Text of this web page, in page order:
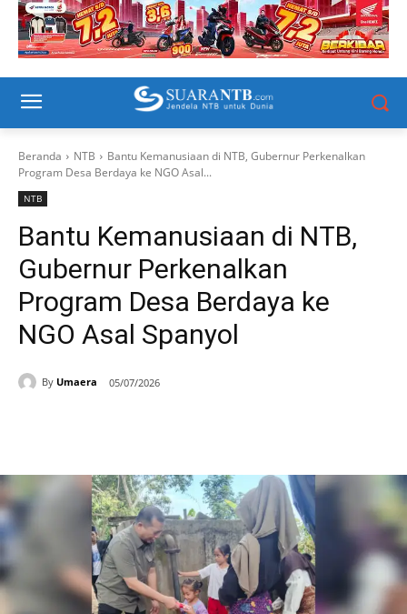
Beranda NTB
Bantu Kemanusiaan di NTB, Gubernur Perkenalkan
Program Desa Berdaya ke NGO Asal...
NTB
Bantu Kemanusiaan di NTB,
Gubernur Perkenalkan
Program Desa Berdaya ke
NGO Asal Spanyol
By Umaera 05/07/2026